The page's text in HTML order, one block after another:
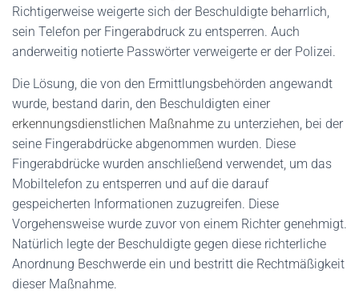
Richtigerweise weigerte sich der Beschuldigte beharrlich,
sein Telefon per Fingerabdruck zu entsperren. Auch
anderweitig notierte Passwörter verweigerte er der Polizei.
Die Lösung, die von den Ermittlungsbehörden angewandt
wurde, bestand darin, den Beschuldigten einer
erkennungsdienstlichen Maßnahme zu unterziehen, bei der
seine Fingerabdrücke abgenommen wurden. Diese
Fingerabdrücke wurden anschließend verwendet, um das
Mobiltelefon zu entsperren und auf die darauf
gespeicherten Informationen zuzugreifen. Diese
Vorgehensweise wurde zuvor von einem Richter genehmigt.
Natürlich legte der Beschuldigte gegen diese richterliche
Anordnung Beschwerde ein und bestritt die Rechtmäßigkeit
dieser Maßnahme.